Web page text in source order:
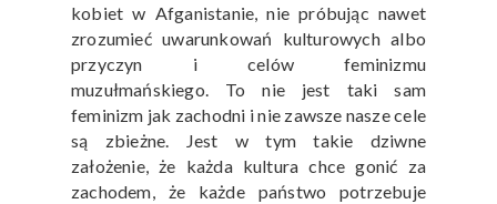
kobiet w Afganistanie, nie próbując nawet
zrozumieć uwarunkowań kulturowych albo
przyczyn i celów feminizmu
muzułmańskiego. To nie jest taki sam
feminizm jak zachodni i nie zawsze nasze cele
są zbieżne. Jest w tym takie dziwne
założenie, że każda kultura chce gonić za
zachodem, że każde państwo potrzebuje